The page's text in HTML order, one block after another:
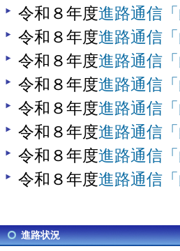
令和８年度進路通信
令和８年度進路通信
令和８年度進路通信
令和８年度進路通信
令和８年度進路通信
令和８年度進路通信
令和８年度進路通信
令和８年度進路通信
進路状況